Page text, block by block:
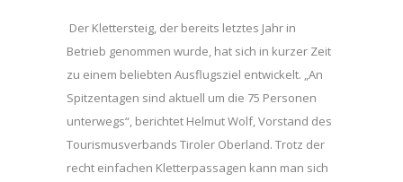
Der Klettersteig, der bereits letztes Jahr in
Betrieb genommen wurde, hat sich in kurzer Zeit
zu einem beliebten Ausflugsziel entwickelt. „An
Spitzentagen sind aktuell um die 75 Personen
unterwegs“, berichtet Helmut Wolf, Vorstand des
Tourismusverbands Tiroler Oberland. Trotz der
recht einfachen Kletterpassagen kann man sich